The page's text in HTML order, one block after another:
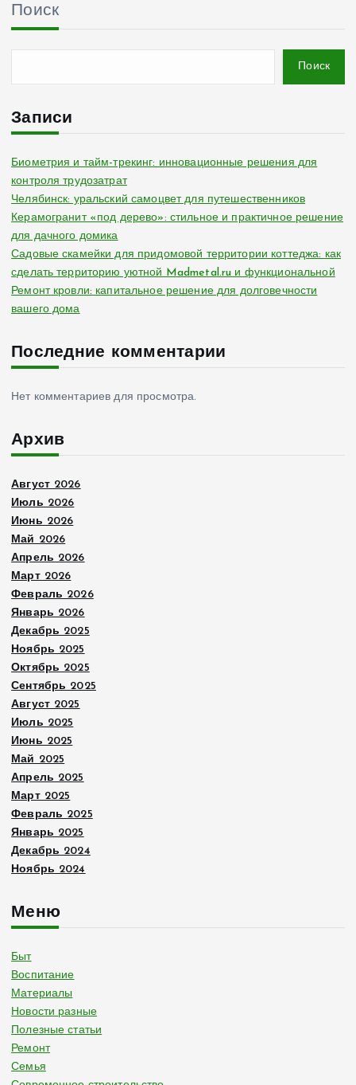
Поиск
Поиск
Записи
Биометрия и тайм-трекинг: инновационные решения для
контроля трудозатрат
Челябинск: уральский самоцвет для путешественников
Керамогранит «под дерево»: стильное и практичное решение
для дачного домика
Садовые скамейки для придомовой территории коттеджа: как
сделать территорию уютной Madmetal.ru и функциональной
Ремонт кровли: капитальное решение для долговечности
вашего дома
Последние комментарии
Нет комментариев для просмотра.
Архив
Август 2026
Июль 2026
Июнь 2026
Май 2026
Апрель 2026
Март 2026
Февраль 2026
Январь 2026
Декабрь 2025
Ноябрь 2025
Октябрь 2025
Сентябрь 2025
Август 2025
Июль 2025
Июнь 2025
Май 2025
Апрель 2025
Март 2025
Февраль 2025
Январь 2025
Декабрь 2024
Ноябрь 2024
Меню
Быт
Воспитание
Материалы
Новости разные
Полезные статьи
Ремонт
Семья